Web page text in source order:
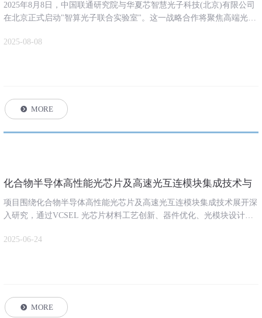
뀹 MORE
室" 开启光通信自主创新新篇章
2025年8月8日，中国联通研究院与华夏芯智慧光子科技(北京)有限公司
在北京正式启动"智算光子联合实验室"。这一战略合作将聚焦高端光芯
关键技术支撑。
2025-08-08
뀹 MORE
化合物半导体高性能光芯片及高速光互连模块集成技术与
产品” 科技成果鉴定会圆满召开
项目围绕化合物半导体高性能光芯片及高速光互连模块集成技术展开深
入研究，通过VCSEL 光芯片材料工艺创新、器件优化、光模块设计以
2025-06-24